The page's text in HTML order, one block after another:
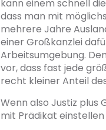
kann einem schnell
dass man mit
mehrere Jahre
einer Großkanzlei
Arbeitsumgebung.
vor, dass fast jede
recht kleiner Anteil
Wenn also Justiz plus
mit Prädikat